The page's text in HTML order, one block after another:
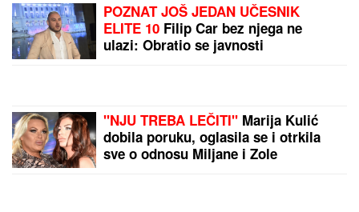
POZNAT JOŠ JEDAN UČESNIK
ELITE 10 Filip Car bez njega ne
ulazi: Obratio se javnosti
"NJU TREBA LEČITI" Marija Kulić
dobila poruku, oglasila se i otrkila
sve o odnosu Miljane i Zole